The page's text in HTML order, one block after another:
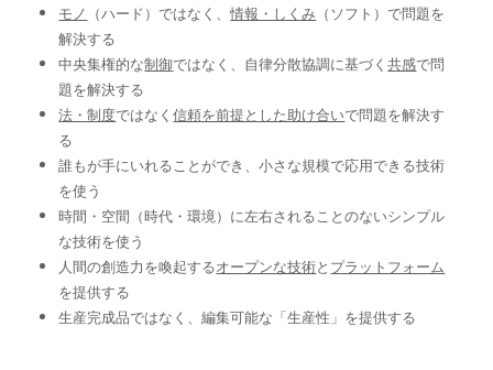
モノ （ハード）ではなく、情報・しくみ （ソフト）で問題を
解決する
中央集権的な制御ではなく、自律分散協調に基づく共感で問
題を解決する
法・制度ではなく信頼を前提とした助け合いで問題を解決す
る
誰もが手にいれることができ、小さな規模で応用できる技術
を使う
時間・空間（時代・環境）に左右されることのないシンプル
な技術を使う
人間の創造力を喚起するオープンな技術と プラットフォーム
を提供する
生産完成品ではなく、編集可能な「生産性」を提供する